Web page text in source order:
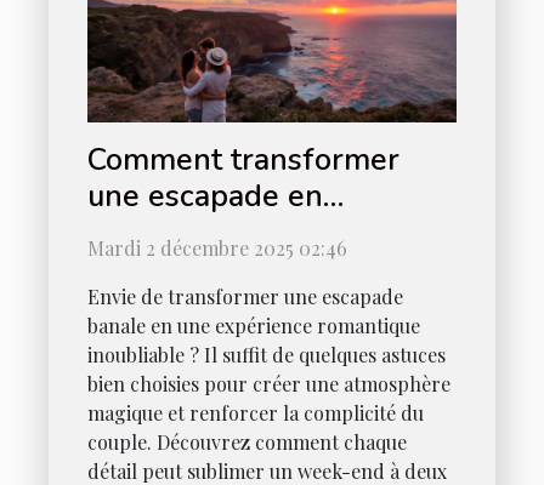
Comment transformer
une escapade en
expérience romantique
ultime ?
Mardi 2 décembre 2025 02:46
Envie de transformer une escapade
banale en une expérience romantique
inoubliable ? Il suffit de quelques astuces
bien choisies pour créer une atmosphère
magique et renforcer la complicité du
couple. Découvrez comment chaque
détail peut sublimer un week-end à deux